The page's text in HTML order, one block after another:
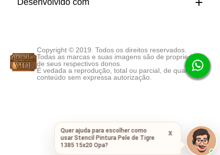
Desenvolvido com
Copyright © 2019. Todos os direitos reservados.
Todas as marcas e suas imagens são de propriedade
de seus respectivos donos.
É vedada a reprodução, total ou parcial, de qualquer
conteúdo sem expressa autorização.